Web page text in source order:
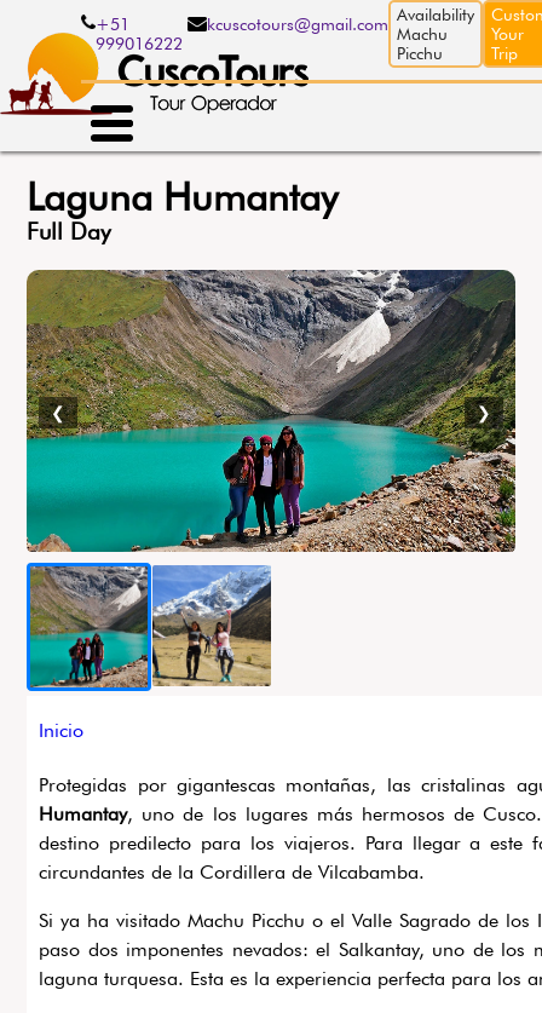
contenido
principal
+51
999016222
kcuscotours@gmail.com Availability
Machu
Picchu
Your
Trip
Laguna Humantay
Full Day
❮ ❯
Ruta
de
navegación
Inicio
Protegidas por gigantescas montañas, las cristalinas
Humantay, uno de los lugares más hermosos de
destino predilecto para los viajeros. Para llegar a este
circundantes de la Cordillera de Vilcabamba.
Si ya ha visitado Machu Picchu o el Valle Sagrado de
paso dos imponentes nevados: el Salkantay, uno de
laguna turquesa. Esta es la experiencia perfecta para los